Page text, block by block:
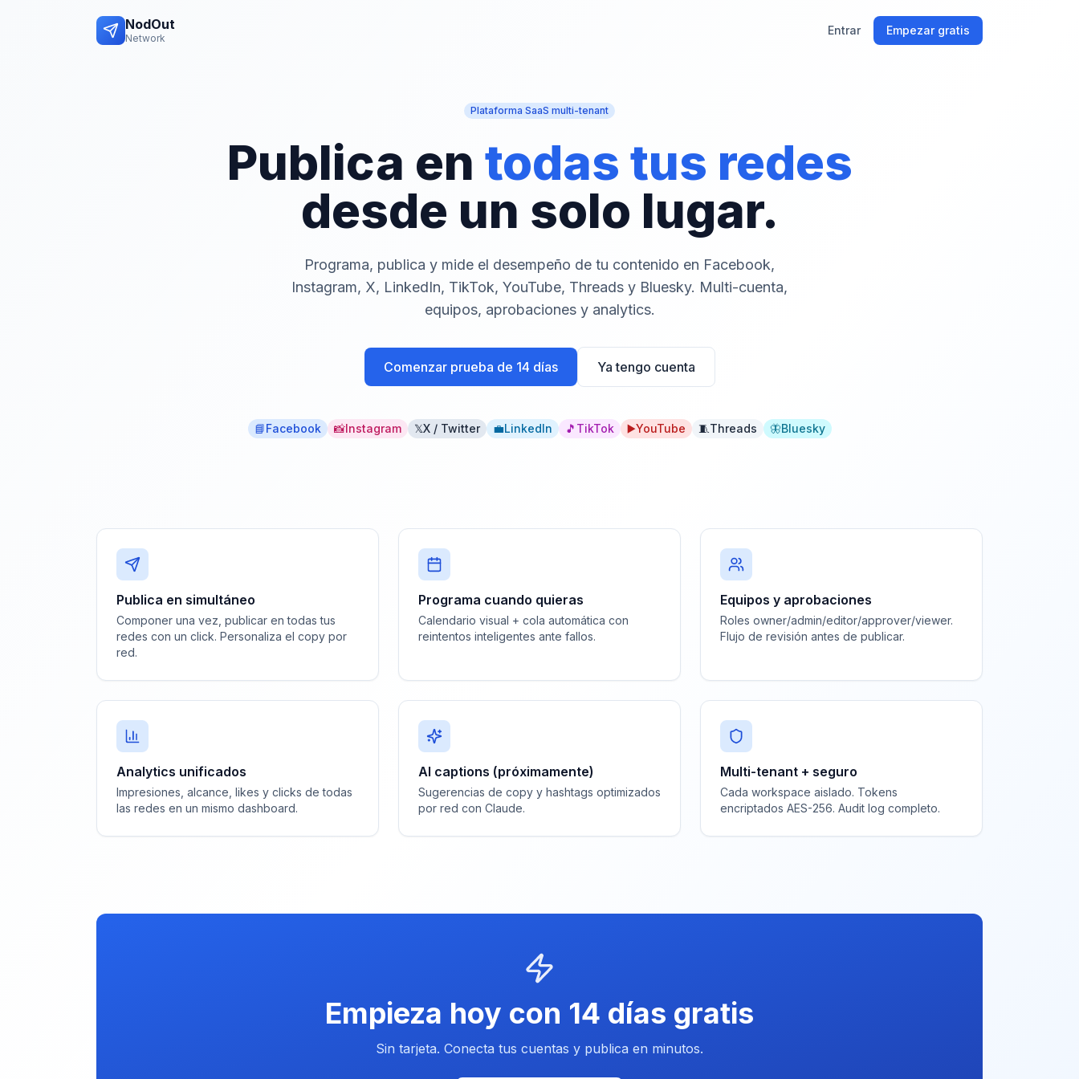
NodOut
Network
Entrar Empezar gratis
Plataforma SaaS multi-tenant
Publica en todas tus redes
desde un solo lugar.
Programa, publica y mide el desempeño de tu contenido en Facebook,
Instagram, X, LinkedIn, TikTok, YouTube, Threads y Bluesky. Multi-cuenta,
equipos, aprobaciones y analytics.
Comenzar prueba de 14 días Ya tengo cuenta
📘Facebook 📸Instagram 𝕏X / Twitter 💼LinkedIn 🎵 TikTok ▶️YouTube 🧵Threads 🦋Bluesky
Publica en simultáneo
Componer una vez, publicar en todas tus
redes con un click. Personaliza el copy por
red.
Programa cuando quieras
Calendario visual + cola automática con
reintentos inteligentes ante fallos.
Equipos y aprobaciones
Roles owner/admin/editor/approver/viewer.
Flujo de revisión antes de publicar.
Analytics unificados
Impresiones, alcance, likes y clicks de todas
las redes en un mismo dashboard.
AI captions (próximamente)
Sugerencias de copy y hashtags optimizados
por red con Claude.
Multi-tenant + seguro
Cada workspace aislado. Tokens
encriptados AES-256. Audit log completo.
Empieza hoy con 14 días gratis
Sin tarjeta. Conecta tus cuentas y publica en minutos.